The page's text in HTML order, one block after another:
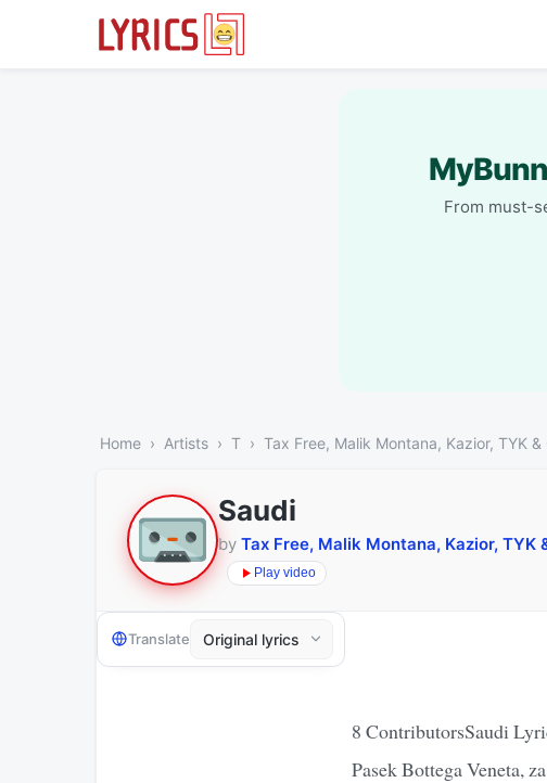
From must-
Home Artists T Tax Free, Malik Montana, Kazior, TYK &
Saudi
by Tax Free, Malik Montana, Kazior, TYK
Play video
Translate
8 ContributorsSaudi
Pasek Bottega Veneta,